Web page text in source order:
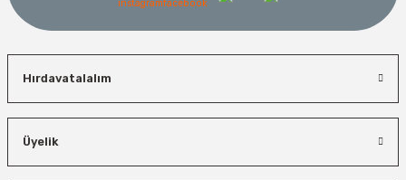
Hırdavatalalım
Üyelik